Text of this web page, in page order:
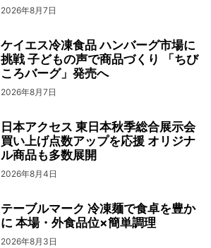
2026年8月7日
ケイエス冷凍食品 ハンバーグ市場に
挑戦 子どもの声で商品づくり 「ちび
ころバーグ」発売へ
2026年8月7日
日本アクセス 東日本秋季総合展示会
買い上げ点数アップを応援 オリジナ
ル商品も多数展開
2026年8月4日
テーブルマーク 冷凍麺で食卓を豊か
に 本場・外食品位×簡単調理
2026年8月3日